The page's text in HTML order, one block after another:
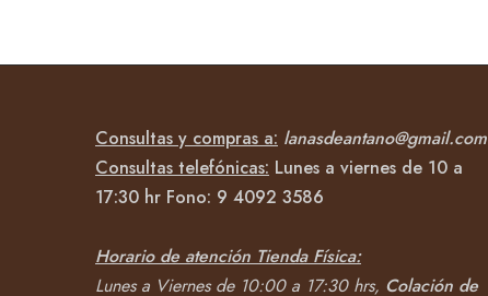
Consultas y compras a: lanasdeantano@gmail.com
Consultas telefónicas: Lunes a viernes de 10 a
17:30 hr Fono: 9 4092 3586
Horario de atención Tienda Física:
Lunes a Viernes de 10:00 a 17:30 hrs, Colación de